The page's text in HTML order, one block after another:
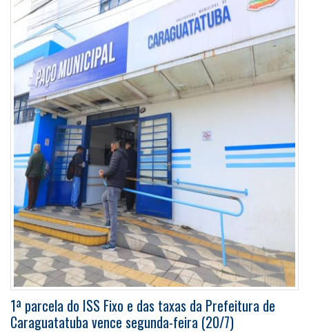
1ª parcela do ISS Fixo e das taxas da Prefeitura de
Caraguatatuba vence segunda-feira (20/7)